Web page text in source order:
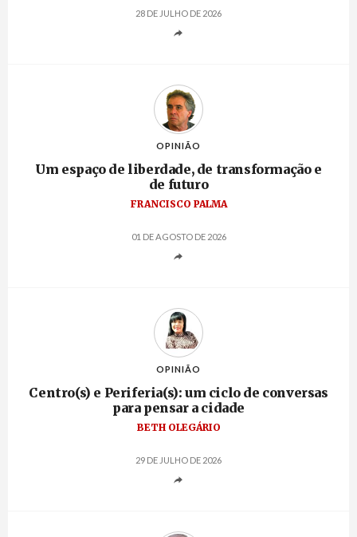
28 DE JULHO DE 2026
OPINIÃO
Um espaço de liberdade, de transformação e
de futuro
FRANCISCO PALMA
01 DE AGOSTO DE 2026
OPINIÃO
Centro(s) e Periferia(s): um ciclo de conversas
para pensar a cidade
BETH OLEGÁRIO
29 DE JULHO DE 2026